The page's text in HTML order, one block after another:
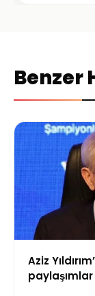
Benzer
Aziz